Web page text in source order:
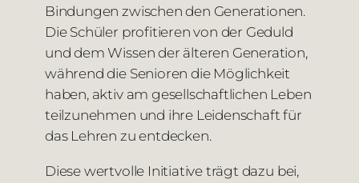
Bindungen zwischen den Generationen.
Die Schüler profitieren von der Geduld
und dem Wissen der älteren Generation,
während die Senioren die Möglichkeit
haben, aktiv am gesellschaftlichen Leben
teilzunehmen und ihre Leidenschaft für
das Lehren zu entdecken.
Diese wertvolle Initiative trägt dazu bei,